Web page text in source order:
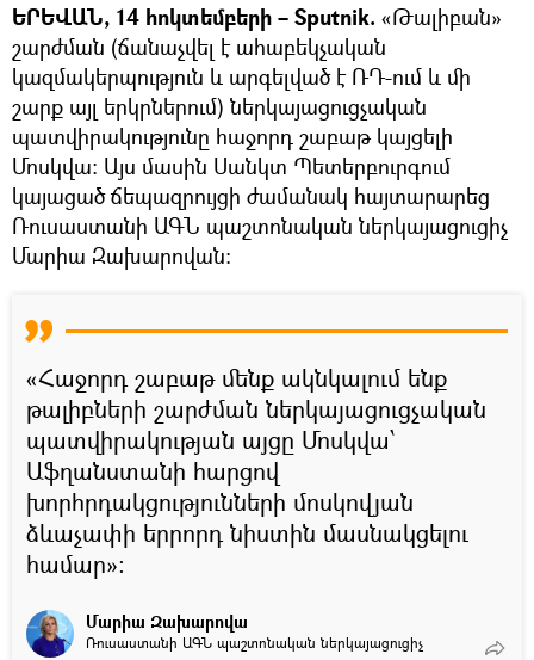
ԵՐԵՎԱՆ, 14 հոկտեմբերի – Sputnik. «Թալիբան»
շարժման (ճանաչվել է ահաբեկչական
կազմակերպություն և արգելված է ՌԴ-ում և մի
շարք այլ երկրներում) ներկայացուցչական
պատվիրակությունը հաջորդ շաբաթ կայցելի
Մոսկվա: Այս մասին Սանկտ Պետերբուրգում
կայացած ճեպազրույցի ժամանակ հայտարարեց
Ռուսաստանի ԱԳՆ պաշտոնական ներկայացուցիչ
Մարիա Զախարովան։
«Հաջորդ շաբաթ մենք ակնկալում ենք
թալիբների շարժման ներկայացուցչական
պատվիրակության այցը Մոսկվա՝
Աֆղանստանի հարցով
խորհրդակցությունների մոսկովյան
ձևաչափի երրորդ նիստին մասնակցելու
համար»:
Մարիա Զախարովա
Ռուսաստանի ԱԳՆ պաշտոնական ներկայացուցիչ